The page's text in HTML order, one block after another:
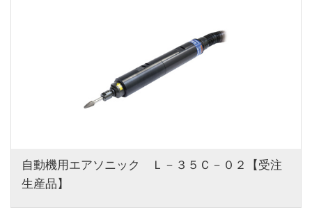
自動機用エアソニック　Ｌ－３５Ｃ－０２【受注
生産品】